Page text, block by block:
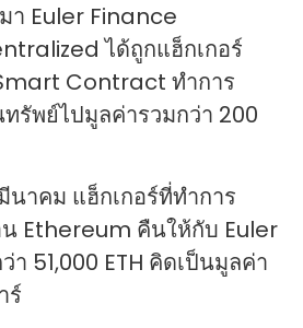
า Euler Finance
ได้ถูกแฮ็กเกอร์
Contract ทำการ
รัพย์ไปมูลค่ารวมกว่า 200
นาคม แฮ็กเกอร์ที่ทำการ
Ethereum คืนให้กับ Euler
51,000 ETH คิดเป็นมูลค่า
ร์